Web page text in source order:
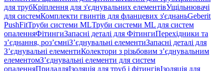
для трубКріплення для з'єднувальних елементівУщільнювачі
для системКомплекти гвинтів для фланцевих з'єднаньGeberit
PushFitТруби системи MLТруби системи ML для систем
опаленняФітингиЗапасні деталі для ФітингиПерехідники та
з’єднання, роз’ємніЗ’єднувальні елементиЗапасні деталі для
З’єднувальні елементиКолектори з різьбовим з’єднувальним
елементомЗ’єднувальні елементи для систем
опаленняПриладдяІзоляція для труб і фітингівІзоляція для